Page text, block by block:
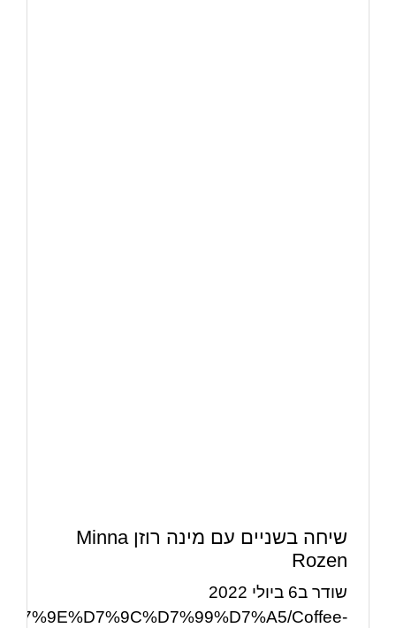
שיחה בשניים עם מינה רוזן Minna
Rozen
שודר ב6 ביולי 2022
Coffee-